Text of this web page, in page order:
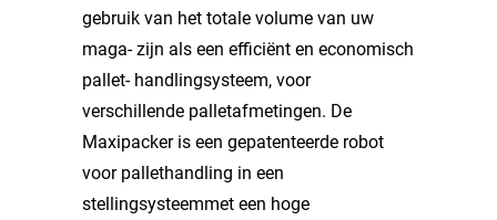
gebruik van het totale volume van uw
maga- zijn als een efficiënt en economisch
pallet- handlingsysteem, voor
verschillende palletafmetingen. De
Maxipacker is een gepatenteerde robot
voor pallethandling in een
stellingsysteemmet een hoge